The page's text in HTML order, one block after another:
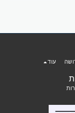
עוד